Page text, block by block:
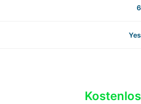
6
Yes
Kostenlos